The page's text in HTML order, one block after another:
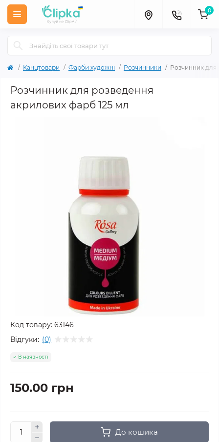
0
Канцтовари Фарби художні Розчинники Розчинник для
Розчинник для розведення
акрилових фарб 125 мл
Код товару: 63146
Відгуки: (0)
В наявності
150.00 грн
До кошика